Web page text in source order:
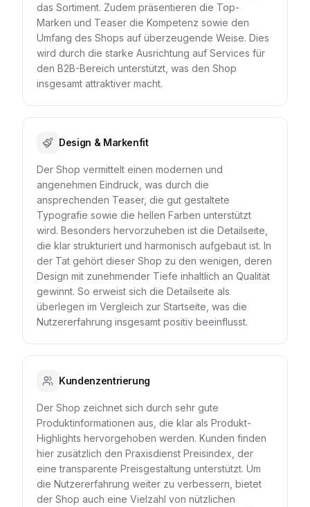
das Sortiment. Zudem präsentieren die Top-
Marken und Teaser die Kompetenz sowie den
Umfang des Shops auf überzeugende Weise. Dies
wird durch die starke Ausrichtung auf Services für
den B2B-Bereich unterstützt, was den Shop
insgesamt attraktiver macht.
Design & Markenfit
Der Shop vermittelt einen modernen und
angenehmen Eindruck, was durch die
ansprechenden Teaser, die gut gestaltete
Typografie sowie die hellen Farben unterstützt
wird. Besonders hervorzuheben ist die Detailseite,
die klar strukturiert und harmonisch aufgebaut ist. In
der Tat gehört dieser Shop zu den wenigen, deren
Design mit zunehmender Tiefe inhaltlich an Qualität
gewinnt. So erweist sich die Detailseite als
überlegen im Vergleich zur Startseite, was die
Nutzererfahrung insgesamt positiv beeinflusst.
Kundenzentrierung
Der Shop zeichnet sich durch sehr gute
Produktinformationen aus, die klar als Produkt-
Highlights hervorgehoben werden. Kunden finden
hier zusätzlich den Praxisdienst Preisindex, der
eine transparente Preisgestaltung unterstützt. Um
die Nutzererfahrung weiter zu verbessern, bietet
der Shop auch eine Vielzahl von nützlichen